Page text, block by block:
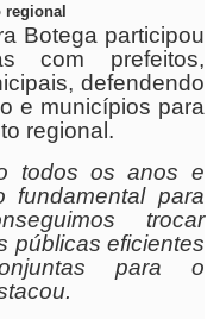
regional
Botega participou
com prefeitos,
defendendo
e municípios para
regional.
todos os anos e
fundamental para
trocar
públicas eficientes
para o